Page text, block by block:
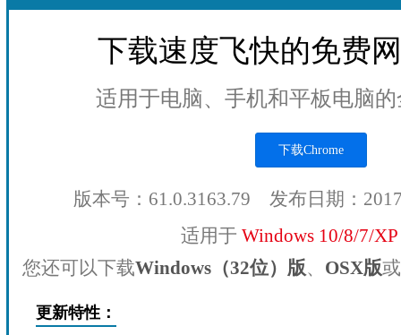
下载速度飞快的免费
适用于电脑、手机和平板电脑
下载Chrome
版本号：61.0.3163.79 发布日期：
适用于 Windows 10/8/7/
您还可以下载Windows（32位）版、 OSX版或
更新特性：